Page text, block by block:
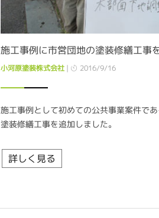
小河原塗装株式会社 | 2016/9/16
施工事例として初めての公共事業案件で
塗装修繕工事を追加しました。
詳しく見る